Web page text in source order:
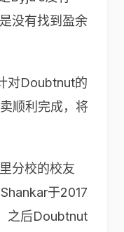
没有找到盈余
对Doubtnut的
顺利完成，将
分校的校友
于2017
之后Doubtnut